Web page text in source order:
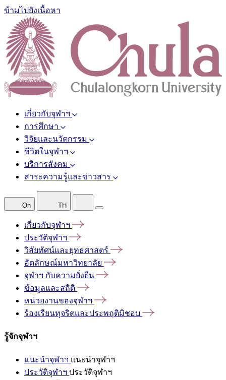
ข้ามไปยังเนื้อหา
เกี่ยวกับจุฬาฯ
การศึกษา
วิจัยและนวัตกรรม
ชีวิตในจุฬาฯ
บริการสังคม
สาระความรู้และข่าวสาร
On TH
เกี่ยวกับจุฬาฯ
ประวัติจุฬาฯ
วิสัยทัศน์และยุทธศาสตร์
อัตลักษณ์มหาวิทยาลัย
จุฬาฯ กับความยั่งยืน
ข้อมูลและสถิติ
หน่วยงานของจุฬาฯ
ร้องเรียนทุจริตและประพฤติมิชอบ
รู้จักจุฬาฯ
แนะนำจุฬาฯ แนะนำจุฬาฯ
ประวัติจุฬาฯ ประวัติจุฬาฯ